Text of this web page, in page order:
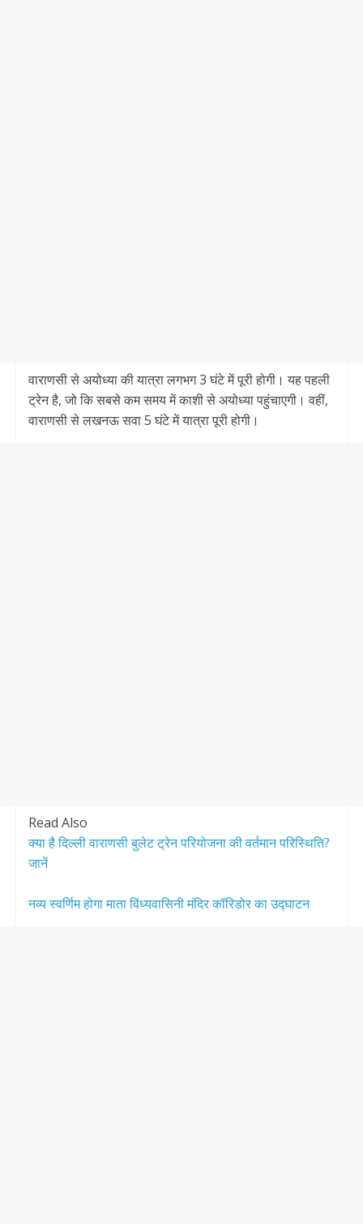
वाराणसी से अयोध्या की यात्रा लगभग 3 घंटे में पूरी होगी। यह पहली
ट्रेन है, जो कि सबसे कम समय में काशी से अयोध्या पहुंचाएगी। वहीं,
वाराणसी से लखनऊ सवा 5 घंटे में यात्रा पूरी होगी।
Read Also
क्या है दिल्ली वाराणसी बुलेट ट्रेन परियोजना की वर्तमान परिस्थिति?
जानें
नव्य स्वर्णिम होगा माता विंध्यवासिनी मंदिर कॉरिडोर का उद्घाटन